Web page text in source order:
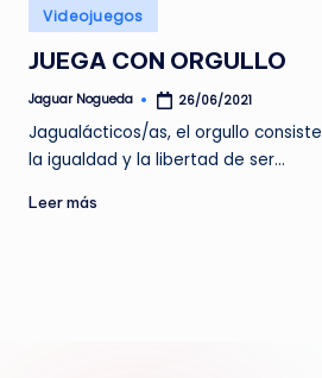
a
r
N
o
g
u
Publicado
en
Videojuegos
JUEGA CON ORGULLO
Publicado
Jaguar Nogueda 26/06/2021
Jagualácticos/as, el orgullo
la igualdad y la libertad de ser…
Leer más